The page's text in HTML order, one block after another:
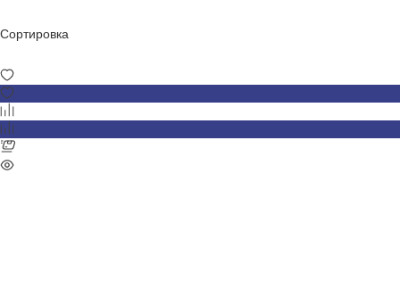
Сортировка